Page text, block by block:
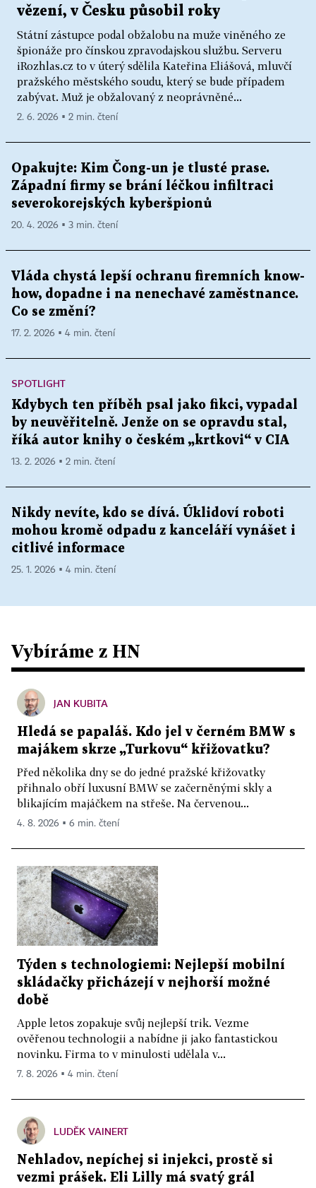
vězení, v Česku působil roky
Státní zástupce podal obžalobu na muže viněného ze
špionáže pro čínskou zpravodajskou službu. Serveru
iRozhlas.cz to v úterý sdělila Kateřina Eliášová, mluvčí
pražského městského soudu, který se bude případem
zabývat. Muž je obžalovaný z neoprávněné...
2. 6. 2026 ▪ 2 min. čtení
Opakujte: Kim Čong-un je tlusté prase.
Západní firmy se brání léčkou infiltraci
severokorejských kyberšpionů
20. 4. 2026 ▪ 3 min. čtení
Vláda chystá lepší ochranu firemních know-
how, dopadne i na nenechavé zaměstnance.
Co se změní?
17. 2. 2026 ▪ 4 min. čtení
SPOTLIGHT
Kdybych ten příběh psal jako fikci, vypadal
by neuvěřitelně. Jenže on se opravdu stal,
říká autor knihy o českém „krtkovi“ v CIA
13. 2. 2026 ▪ 2 min. čtení
Nikdy nevíte, kdo se dívá. Úklidoví roboti
mohou kromě odpadu z kanceláří vynášet i
citlivé informace
25. 1. 2026 ▪ 4 min. čtení
Vybíráme z HN
JAN KUBITA
Hledá se papaláš. Kdo jel v černém BMW s
majákem skrze „Turkovu“ křižovatku?
Před několika dny se do jedné pražské křižovatky
přihnalo obří luxusní BMW se začerněnými skly a
blikajícím majáčkem na střeše. Na červenou...
4. 8. 2026 ▪ 6 min. čtení
Týden s technologiemi: Nejlepší mobilní
skládačky přicházejí v nejhorší možné
době
Apple letos zopakuje svůj nejlepší trik. Vezme
ověřenou technologii a nabídne ji jako fantastickou
novinku. Firma to v minulosti udělala v...
7. 8. 2026 ▪ 4 min. čtení
LUDĚK VAINERT
Nehladov, nepíchej si injekci, prostě si
vezmi prášek. Eli Lilly má svatý grál